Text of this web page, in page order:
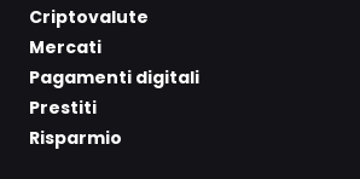
Criptovalute
Mercati
Pagamenti digitali
Prestiti
Risparmio